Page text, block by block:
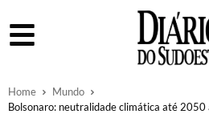
Home
Mundo
Bolsonaro: neutralidade climática até